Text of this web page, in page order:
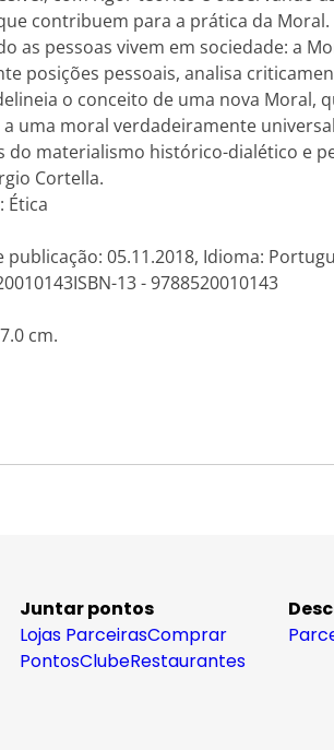
contribuem para a prática da
pessoas vivem em sociedade: a
posições pessoais, analisa
o conceito de uma nova Moral,
uma moral verdadeiramente
materialismo histórico-dialético e
Cortella.
Ética
05.11.2018, Idioma:
13 - 9788520010143
cm.
Juntar pontos
Lojas ParceirasComprar
PontosClubeRestaurantes